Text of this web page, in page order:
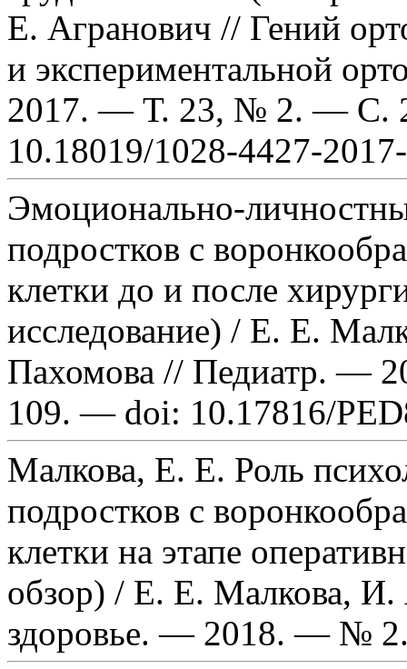
Е. Агранович // Гений
и экспериментальной
2017. — Т. 23, № 2. — С.
10.18019/1028-4427-
Эмоционально-
подростков с
клетки до и после
исследование) / Е. Е.
Пахомова // Педиатр.
109. — doi: 10.17816/
Малкова, Е. Е. Роль
подростков с
клетки на этапе
обзор) / Е. Е. Малкова,
здоровье. — 2018. — №